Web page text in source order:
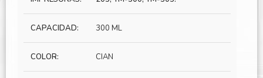
CAPACIDAD: 300 ML
COLOR: CIAN